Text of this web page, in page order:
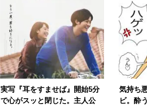
実写『耳をすませば』開始5分
で心がスッと閉じた。主人公
気持ち
ビ。酔